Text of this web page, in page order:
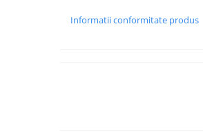
Informatii conformitate produs